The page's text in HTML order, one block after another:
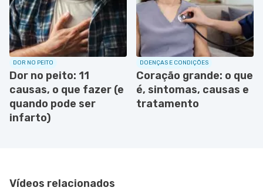
DOR NO PEITO
Dor no peito: 11
causas, o que fazer (e
quando pode ser
infarto)
DOENÇAS E CONDIÇÕES
Coração grande: o que
é, sintomas, causas e
tratamento
Vídeos relacionados